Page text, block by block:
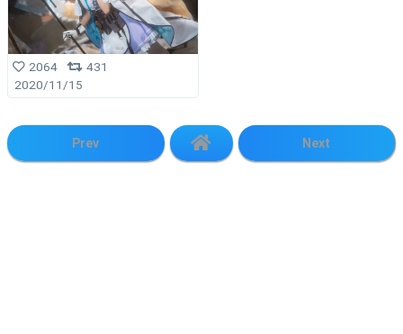
2064
431
2020/11/15
Prev Next